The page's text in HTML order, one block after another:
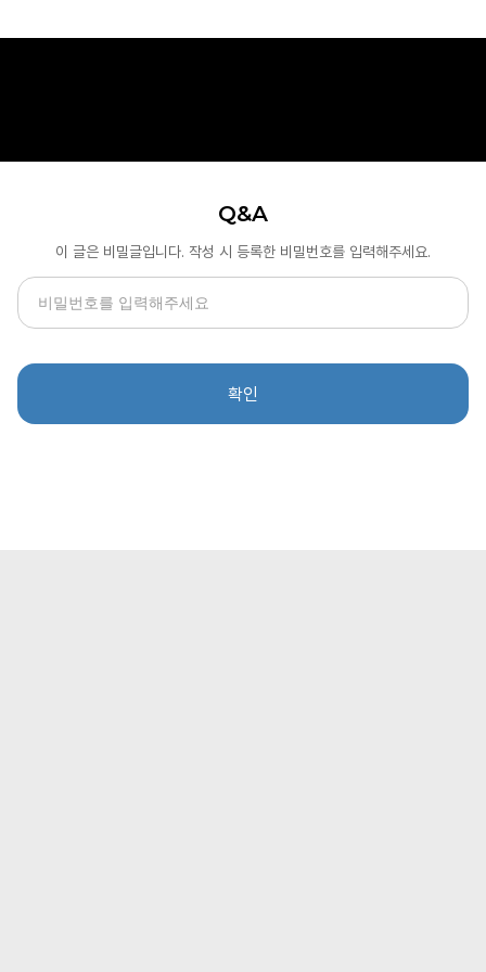
Q&A
이 글은 비밀글입니다. 작성 시 등록한 비밀번호를 입력해주세요.
확인